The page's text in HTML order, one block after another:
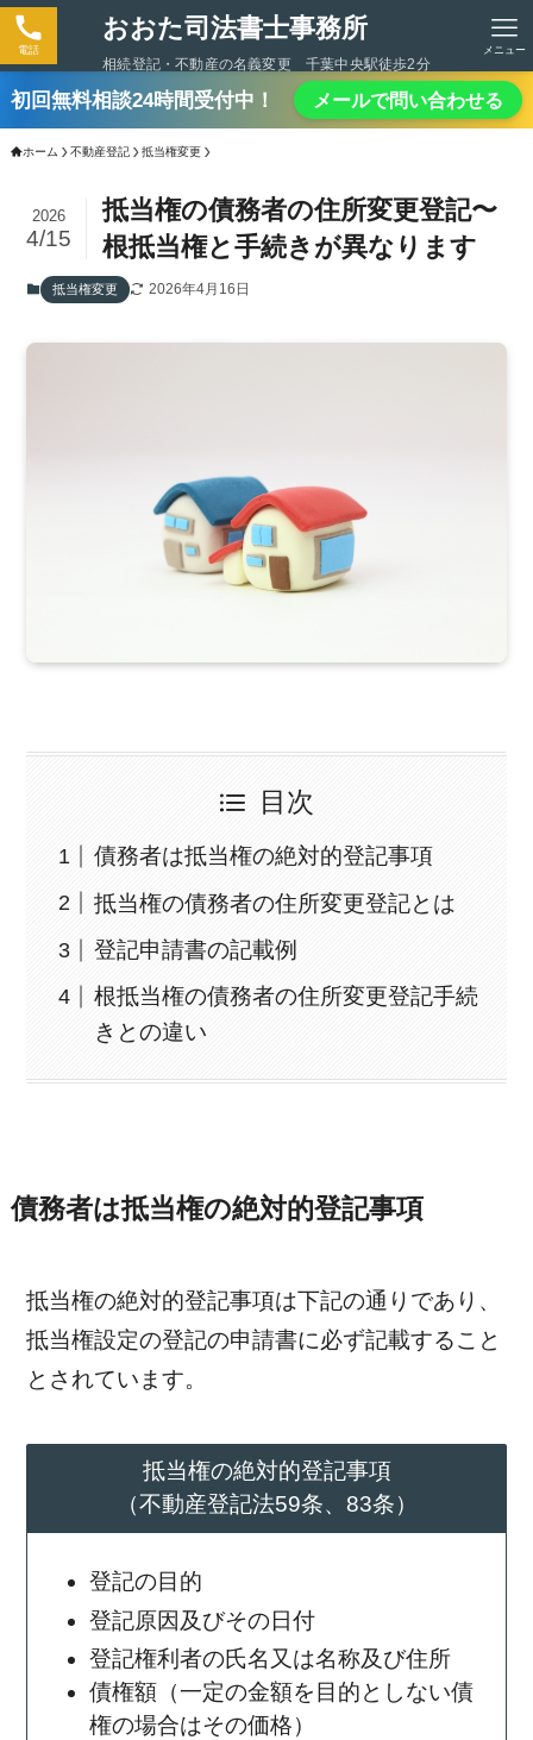
おおた司法書士事務所
相続登記・不動産の名義変更 千葉中央駅徒歩2分
電話 メニュー
初回無料相談24時間受付中！ メールで問い合わせる
ホーム 不動産登記 抵当権変更
抵当権の債務者の住所変更登記〜
根抵当権と手続きが異なります
2026
4/15
抵当権変更 2026年4月16日
目次
債務者は抵当権の絶対的登記事項
抵当権の債務者の住所変更登記とは
登記申請書の記載例
根抵当権の債務者の住所変更登記手続
きとの違い
債務者は抵当権の絶対的登記事項
抵当権の絶対的登記事項は下記の通りであり、
抵当権設定の登記の申請書に必ず記載すること
とされています。
抵当権の絶対的登記事項
（不動産登記法59条、83条）
登記の目的
登記原因及びその日付
登記権利者の氏名又は名称及び住所
債権額（一定の金額を目的としない債
権の場合はその価格）